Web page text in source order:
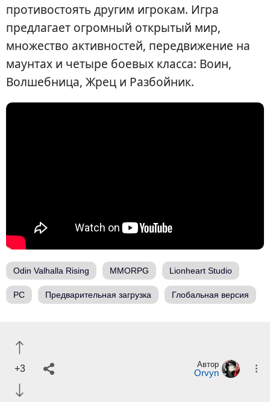
противостоять другим игрокам. Игра
предлагает огромный открытый мир,
множество активностей, передвижение на
маунтах и четыре боевых класса: Воин,
Волшебница, Жрец и Разбойник.
Odin Valhalla Rising MMORPG Lionheart Studio
PC Предварительная загрузка Глобальная версия
+3 Автор
Orvyn